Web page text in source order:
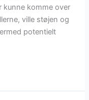
kunne komme over
ville støjen og
potentielt